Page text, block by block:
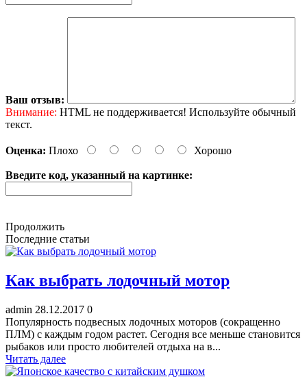
Ваш отзыв:
Внимание: HTML не поддерживается! Используйте обычный
текст.
Оценка: Плохо Хорошо
Введите код, указанный на картинке:
Продолжить
Последние статьи
Как выбрать лодочный мотор
admin 28.12.2017 0
Популярность подвесных лодочных моторов (сокращенно
ПЛМ) с каждым годом растет. Сегодня все меньше становится
рыбаков или просто любителей отдыха на в...
Читать далее